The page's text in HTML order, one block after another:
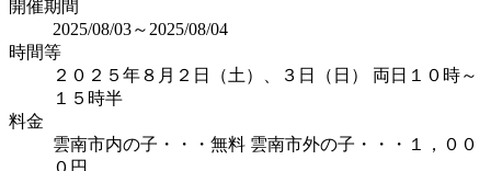
開催期間
2025/08/03～2025/08/04
時間等
２０２５年８月２日（土）、３日（日） 両日１０時～
１５時半
料金
雲南市内の子・・・無料 雲南市外の子・・・１，００